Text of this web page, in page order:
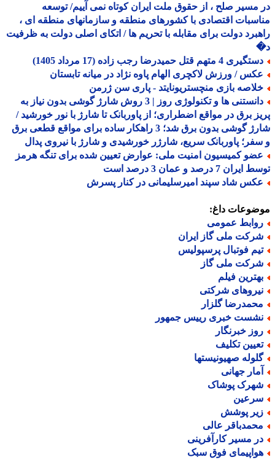
مسیر صلح ، از حقوق ملت ایران کوتاه نمی آییم/ توسعه
اقتصادی با کشورهای منطقه و سازمانهای منطقه ای ،
دولت برای مقابله با تحریم ها / اتکای اصلی دولت به ظرفیت
4 متهم قتل حمیدرضا رجب زاده (17 مرداد 1405)
/ ورزش لاکچری الهام پاوه نژاد در میانه تابستان
بازی منچستریونایتد - پاری سن ژرمن
دانستنی ها و تکنولوژی روز | 3 روش شارژ گوشی بدون نیاز به
برق در مواقع اضطراری؛ از پاوربانک تا شارژ با نور خورشید /
شارژ گوشی بدون برق شد؛ 3 راهکار ساده برای مواقع قطعی برق
پاوربانک سریع، شارژر خورشیدی و شارژ با نیروی پدال
کمیسیون امنیت ملی: عوارض تعیین شده برای تنگه هرمز
7 درصد و عمان 3 درصد است
شاد سپند امیرسلیمانی در کنار پسرش
داغ:
عمومی
ملی گاز ایران
فوتبال پرسپولیس
ملی گاز
فیلم
شرکتی
گلزار
خبری رییس جمهور
خبرنگار
تکلیف
صهیونیستها
جهانی
پوشاک
پوشش
عالی
مسیر کارآفرینی
فوق سبک